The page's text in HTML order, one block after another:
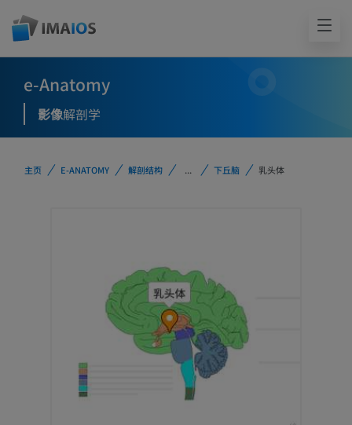
e-Anatomy
影像解剖学
主页 E-ANATOMY 解剖结构 ... 下丘脑 乳头体